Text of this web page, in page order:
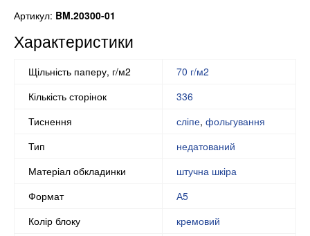
Артикул: BM.20300-01
Характеристики
Щільність паперу, г/м2
70 г/м2
Кількість сторінок
336
Тиснення
сліпе, фольгування
Тип
недатований
Матеріал обкладинки
штучна шкіра
Формат
А5
Колір блоку
кремовий